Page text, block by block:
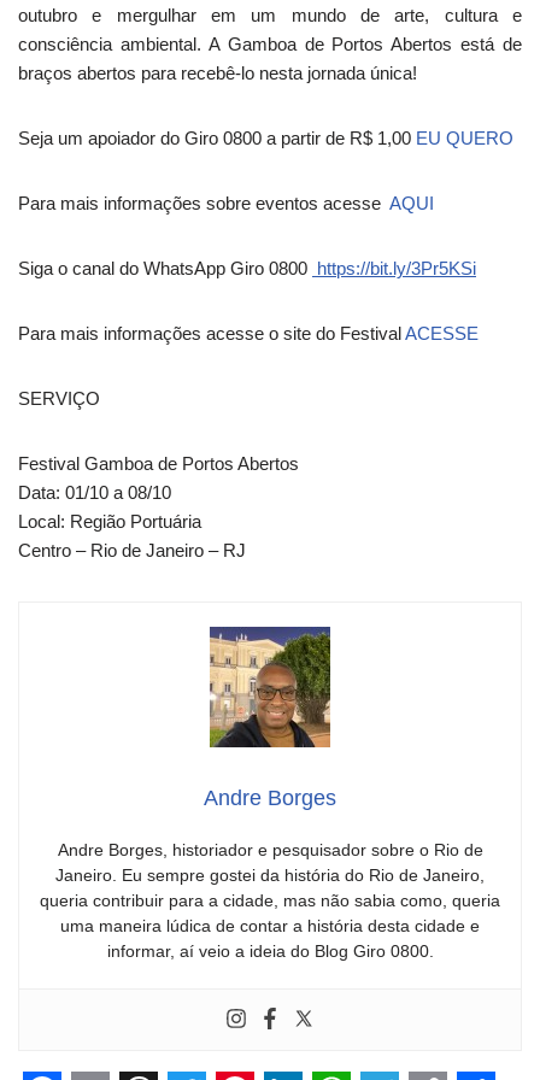
outubro e mergulhar em um mundo de arte, cultura e
consciência ambiental. A Gamboa de Portos Abertos está de
braços abertos para recebê-lo nesta jornada única!
Seja um apoiador do Giro 0800 a partir de R$ 1,00 EU QUERO
Para mais informações sobre eventos acesse AQUI
Siga o canal do WhatsApp Giro 0800 https://bit.ly/3Pr5KSi
Para mais informações acesse o site do FestivalACESSE
SERVIÇO
Festival Gamboa de Portos Abertos
Data: 01/10 a 08/10
Local: Região Portuária
Centro – Rio de Janeiro – RJ
Andre Borges
Andre Borges, historiador e pesquisador sobre o Rio de
Janeiro. Eu sempre gostei da história do Rio de Janeiro,
queria contribuir para a cidade, mas não sabia como, queria
uma maneira lúdica de contar a história desta cidade e
informar, aí veio a ideia do Blog Giro 0800.